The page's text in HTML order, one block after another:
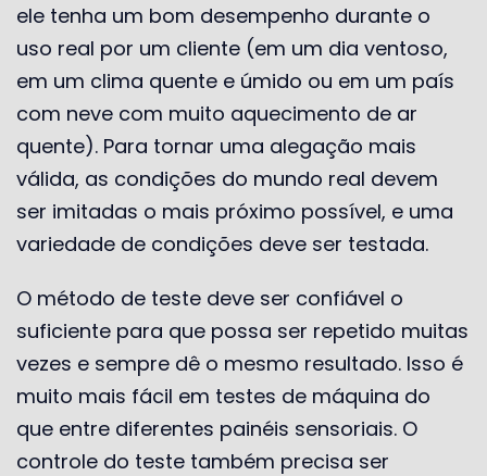
ele tenha um bom desempenho durante o
uso real por um cliente (em um dia ventoso,
em um clima quente e úmido ou em um país
com neve com muito aquecimento de ar
quente). Para tornar uma alegação mais
válida, as condições do mundo real devem
ser imitadas o mais próximo possível, e uma
variedade de condições deve ser testada.
O método de teste deve ser confiável o
suficiente para que possa ser repetido muitas
vezes e sempre dê o mesmo resultado. Isso é
muito mais fácil em testes de máquina do
que entre diferentes painéis sensoriais. O
controle do teste também precisa ser